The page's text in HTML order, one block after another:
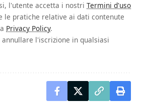
l'utente accetta i nostri Termini d'uso
le pratiche relative ai dati contenute
Privacy Policy.
annullare l'iscrizione in qualsiasi